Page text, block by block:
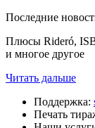
Последние
Плюсы Rideró,
и многое другое
Читать дальше
Поддержка:
Печать